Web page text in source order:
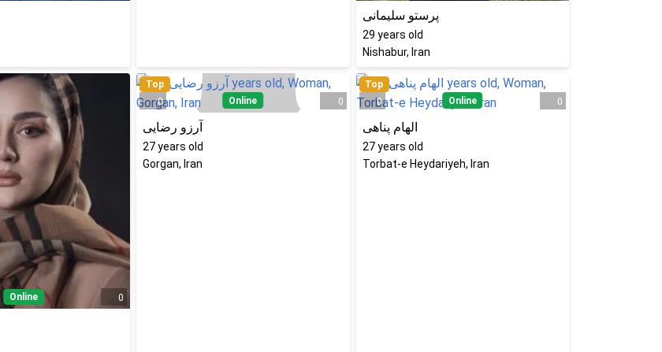
پرستو سلیمانی
29 years old
Nishabur, Iran
Online 0
Top
0
Online 0
آرزو رضایی
27 years old
Gorgan, Iran
Top
0
Online 0
الهام پناهی
27 years old
Torbat-e Heydariyeh, Iran